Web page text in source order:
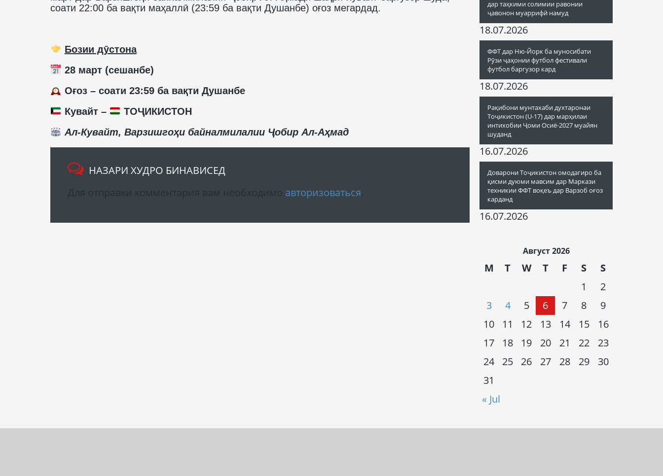
соати 22:00 ба вақти маҳаллӣ (23:59 ба вақти Душанбе) оғоз мегардад.
Бозии дӯстона
28 март (сешанбе)
Оғоз – соати 23:59 ба вақти Душанбе
Кувайт –
ТОҶИКИСТОН
Ал-Кувайт, Варзишгоҳи байналмилалии Ҷобир Ал-Аҳмад
НАЗАРИ ХУДРО БИНАВИСЕД
авторизоваться
дар таҳкими солимии равонии
ҷавонон муаррифӣ намуд
18.07.2026
ФФТ дар Ню-Йорк ба муносибати
Рӯзи ҷаҳонии футбол фестивали
футбол баргузор кард
18.07.2026
Рақибони мунтахаби духтаронаи
Тоҷикистон (U-17) дар марҳилаи
интихобии Ҷоми Осиё-2027 муайян
шуданд
16.07.2026
Доварони Тоҷикистон омодагиро ба
қисми дуюми мавсим дар Маркази
техникии ФФТ воқеъ дар Варзоб оғоз
карданд
16.07.2026
Август 2026
M T W T F S S
« Jul
1
2
3
4 5 6 7 8
9
10
11 12 13 14 15
16
17
18 19 20 21 22
23
24
25 26 27 28 29
30
31